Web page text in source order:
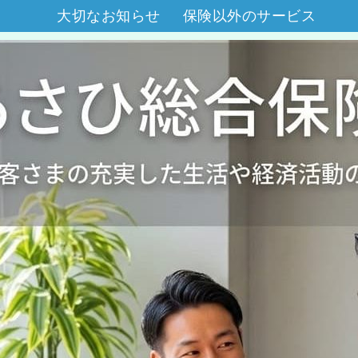
大切なお知らせ 保険以外のサービス